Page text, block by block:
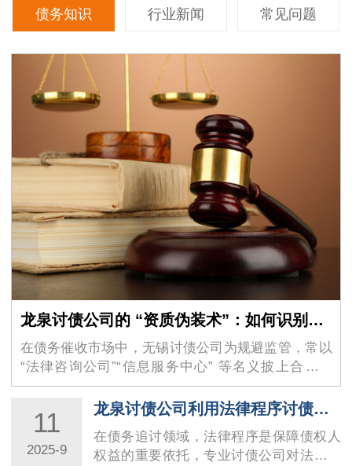
债务知识 行业新闻 常见问题
龙泉讨债公司的 “资质伪装术”：如何识别虚假的 “法律咨询” 外衣？
在债务催收市场中，无锡讨债公司为规避监管，常以
“法律咨询公司”“信息服务中心” 等名义披上合法外
衣，其隐蔽性极强的 “资质伪装术” 让不少债权人掉入
陷阱。这些机构看似持有工商营业执照，实则…
11
2025-9
龙泉讨债公司利用法律程序讨债的技巧与要点
在债务追讨领域，法律程序是保障债权人
权益的重要依托，专业讨债公司对法律工